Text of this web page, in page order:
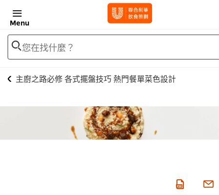
Menu
您在找什麼？
主廚之路必修 各式擺盤技巧 熱門餐單菜色設計